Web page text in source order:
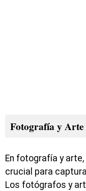
Fotografía y Arte
En fotografía y
crucial para
Los fotógrafos y